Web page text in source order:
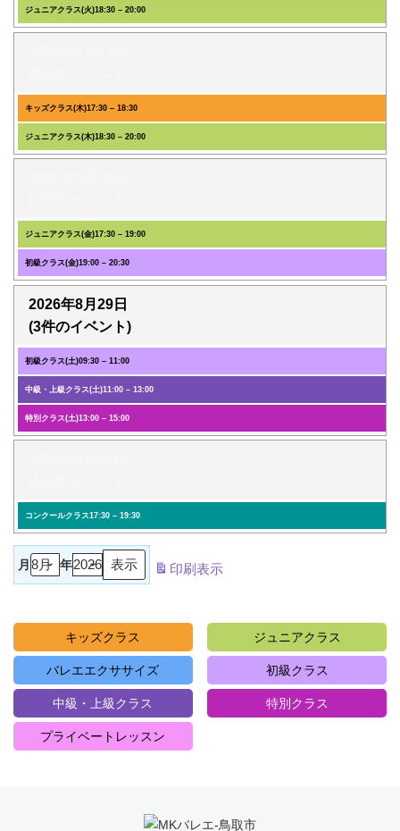
ジュニアクラス(火)18:30 – 20:00
キッズクラス(木)17:30 – 18:30
ジュニアクラス(木)18:30 – 20:00
ジュニアクラス(金)17:30 – 19:00
初級クラス(金)19:00 – 20:30
2026年8月29日
(3件のイベント)
初級クラス(土)09:30 – 11:00
中級・上級クラス(土)11:00 – 13:00
特別クラス(土)13:00 – 15:00
コンクールクラス17:30 – 19:30
月 年 印刷表示
キッズクラス ジュニアクラス
バレエエクササイズ 初級クラス
中級・上級クラス 特別クラス
プライベートレッスン